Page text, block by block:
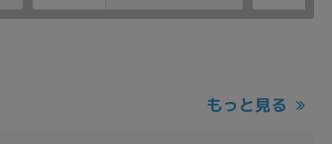
もっと見る